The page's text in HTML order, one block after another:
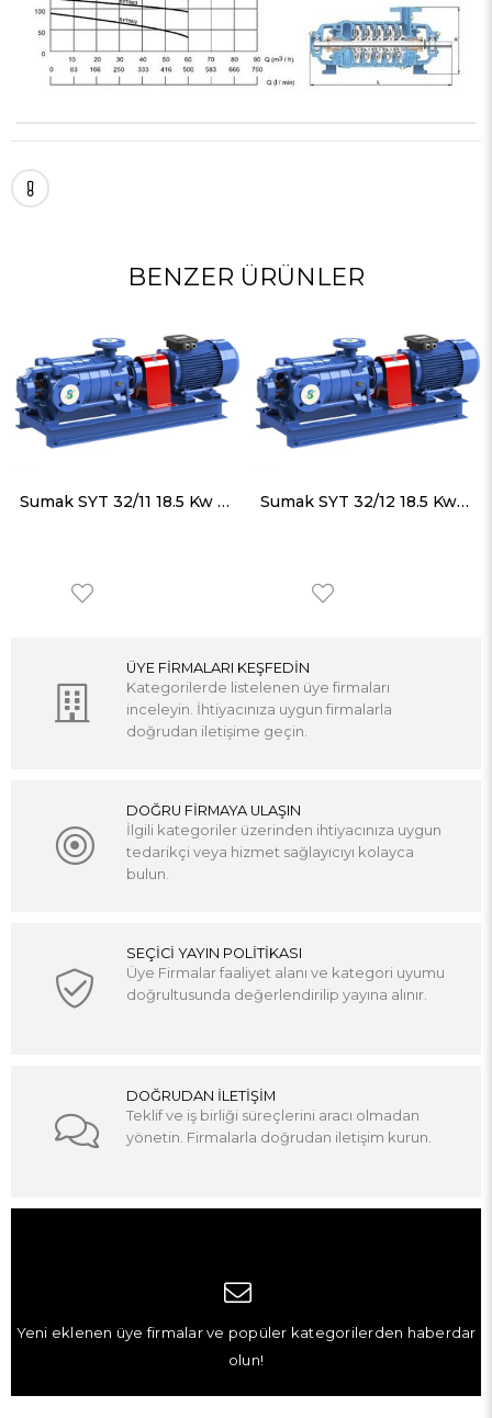
BENZER ÜRÜNLER
Sumak SYT 32/11 18.5 Kw Motorlu Aküple Yatay Milli Kademeli Pompa Trifaze (380V) Sumak SYT 32/12 18.5 Kw Motorlu Aküple Yatay Milli Kademeli Pompa Trifaze (380V)
ÜYE FİRMALARI KEŞFEDİN
Kategorilerde listelenen üye firmaları
inceleyin. İhtiyacınıza uygun firmalarla
doğrudan iletişime geçin.
DOĞRU FİRMAYA ULAŞIN
İlgili kategoriler üzerinden ihtiyacınıza uygun
tedarikçi veya hizmet sağlayıcıyı kolayca
bulun.
SEÇİCİ YAYIN POLİTİKASI
Üye Firmalar faaliyet alanı ve kategori uyumu
doğrultusunda değerlendirilip yayına alınır.
DOĞRUDAN İLETİŞİM
Teklif ve iş birliği süreçlerini aracı olmadan
yönetin. Firmalarla doğrudan iletişim kurun.
Yeni eklenen üye firmalar ve popüler kategorilerden haberdar
olun!